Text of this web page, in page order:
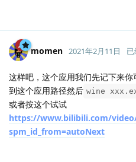
momen 2021年2月11日
这样吧，这个应用我们先记下来
到这个应用路径然后 wine
或者按这个试试
https://www.bilibili.com/video/
spm_id_from=autoNext